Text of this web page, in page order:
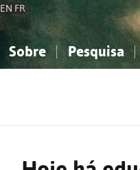
EN FR
Sobre Pesquisa